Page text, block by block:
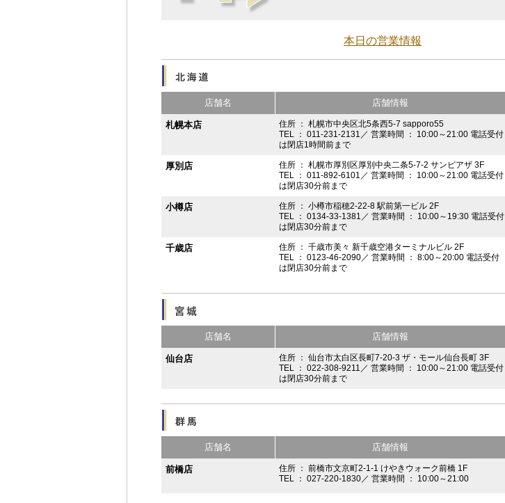
本日の営業情報
店舗名 店舗情報
札幌本店
住所 ： 札幌市中央区北5条西5-7 sapporo55
TEL ： 011-231-2131／ 営業時間 ： 10:00～21:00 電話受付
は閉店1時間前まで
厚別店
住所 ： 札幌市厚別区厚別中央二条5-7-2 サンピアザ 3F
TEL ： 011-892-6101／ 営業時間 ： 10:00～21:00 電話受付
は閉店30分前まで
小樽店
住所 ： 小樽市稲穂2-22-8 駅前第一ビル 2F
TEL ： 0134-33-1381／ 営業時間 ： 10:00～19:30 電話受付
は閉店30分前まで
千歳店
住所 ： 千歳市美々 新千歳空港ターミナルビル 2F
TEL ： 0123-46-2090／ 営業時間 ： 8:00～20:00 電話受付
は閉店30分前まで
店舗名 店舗情報
仙台店
住所 ： 仙台市太白区長町7-20-3 ザ・モール仙台長町 3F
TEL ： 022-308-9211／ 営業時間 ： 10:00～21:00 電話受付
は閉店30分前まで
店舗名 店舗情報
前橋店
住所 ： 前橋市文京町2-1-1 けやきウォーク前橋 1F
TEL ： 027-220-1830／ 営業時間 ： 10:00～21:00